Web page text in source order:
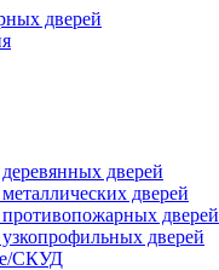
дверей
дверей
дверей
дверей
дверей
СКУД